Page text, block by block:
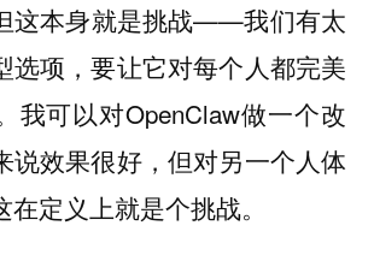
这本身就是挑战——我们有太
选项，要让它对每个人都完美
我可以对OpenClaw做一个改
说效果很好，但对另一个人体
定义上就是个挑战。